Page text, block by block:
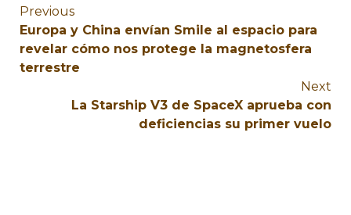
Previous
Europa y China envían Smile al espacio para
revelar cómo nos protege la magnetosfera
terrestre
Next
La Starship V3 de SpaceX aprueba con
deficiencias su primer vuelo